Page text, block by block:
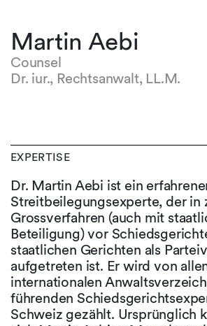
Martin Aebi
Counsel
Dr. iur., Rechtsanwalt, LL.M.
EXPERTISE
Dr. Martin Aebi ist ein
Streitbeilegungsexperte, der in
Grossverfahren (auch mit
Beteiligung) vor
staatlichen Gerichten als
aufgetreten ist. Er wird von
internationalen
führenden
Schweiz gezählt. Ursprünglich